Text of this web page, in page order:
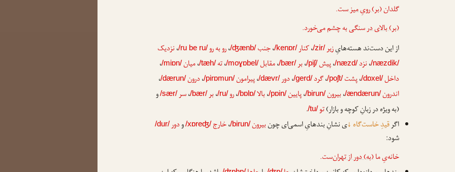
گلدان(بر) رویِ میز‌ست.
(بر) بالای درسنگی به چشم می‌خورد.
از این دست‌ند هسته‌هایِزیر /zir/،کنار /kenɒr/،جنب /ʤænb/،رو به رو /ru be ru/،نزدیک
/næzdik/،نزد /næzd/،پیش /piʃ/،بر /bær/،مقابل /moɣɒbel/،ته /tæh/،میان /miɒn/،
داخل /dɒxel/،پشت /poʃt/،گرد /gerd/،دور /dævr/،پیرامون /pirɒmun/،درون /dærun/،
اندرون /ændærun/،بیرون /birun/،پایین /pɒin/،بالا /bɒlɒ/،رو /ru/،بر /bær/،سر /sær/و
(به ویژه در زبانِ کوچه و بازار)تو /tu/
.
اگرقیدِ خاست‌گاه↓ی نشانِ بندهایِ اسمی‌ای چونبیرون /birun/،خارج /xɒreʤ/ودور /dur/
شود:
خانه‌یِ ما(به) دور از تهران‌ست.